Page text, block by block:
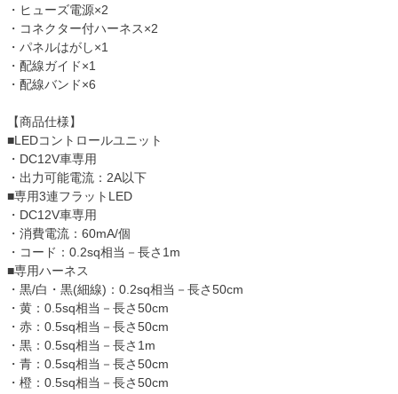
・ヒューズ電源×2
・コネクター付ハーネス×2
・パネルはがし×1
・配線ガイド×1
・配線バンド×6
【商品仕様】
■LEDコントロールユニット
・DC12V車専用
・出力可能電流：2A以下
■専用3連フラットLED
・DC12V車専用
・消費電流：60mA/個
・コード：0.2sq相当－長さ1m
■専用ハーネス
・黒/白・黒(細線)：0.2sq相当－長さ50cm
・黄：0.5sq相当－長さ50cm
・赤：0.5sq相当－長さ50cm
・黒：0.5sq相当－長さ1m
・青：0.5sq相当－長さ50cm
・橙：0.5sq相当－長さ50cm